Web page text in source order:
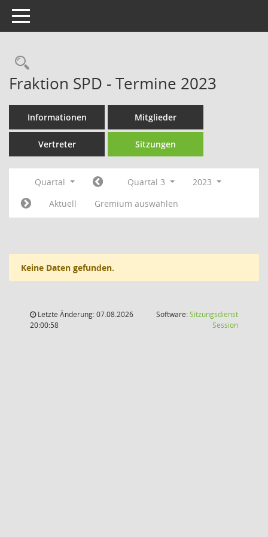
Toggle navigation
Rechercheauswahl
Fraktion SPD - Termine 2023
Informationen Mitglieder
Vertreter Sitzungen
Quartal Quartal 3
2023
Aktuell
Gremium auswählen
Keine Daten gefunden.
Letzte Änderung: 07.08.2026
20:00:58
Software:Sitzungsdienst
Session(Wird in